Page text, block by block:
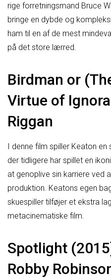
rige forretningsmand Bruce
bringe en dybde og
ham til en af de mest
på det store lærred.
Birdman or
Virtue of
Riggan
I denne film spiller Keaton en
der tidligere har spillet en
at genoplive sin karriere ved
produktion. Keatons egen
skuespiller tilføjer et ekstra
metacinematiske film.
Spotlight
Robby